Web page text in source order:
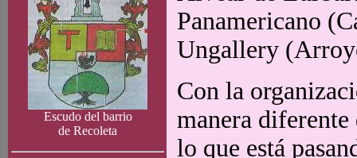
Escudo del barrio
de Recoleta
Panamericano
Ungallery
Con la
manera diferente
lo que está